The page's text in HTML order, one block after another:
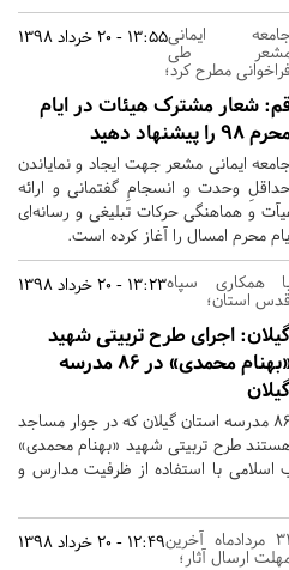
13:55 - 20 خرداد 1398ایمانی
طی
فراخوانی مطرح کرد؛
شعار مشترک هیئات در ایام
۹۸ را پیشنهاد دهید
ایمانی‌ مشعر جهت ایجاد و نمایاندن
وحدت‌ و انسجام‌ِ گفتمانی و ارائه
و هماهنگی حرکات‌ تبلیغی و رسانه‌ای‌
محرم امسال را آغاز کرده است.
13:23 - 20 خرداد 1398همکاری سپاه
قدس استان؛
اجرای طرح تربیتی شهید
«بهنام محمدی» در ۸۶ مدرسه
۸۶ مدرسه استان گیلان که در جوار مساجد
طرح تربیتی شهید «بهنام محمدی»
اسلامی با استفاده از ظرفیت مدارس و
12:49 - 20 خرداد 1398۳۱ مردادماه آخرین
ارسال آثار؛